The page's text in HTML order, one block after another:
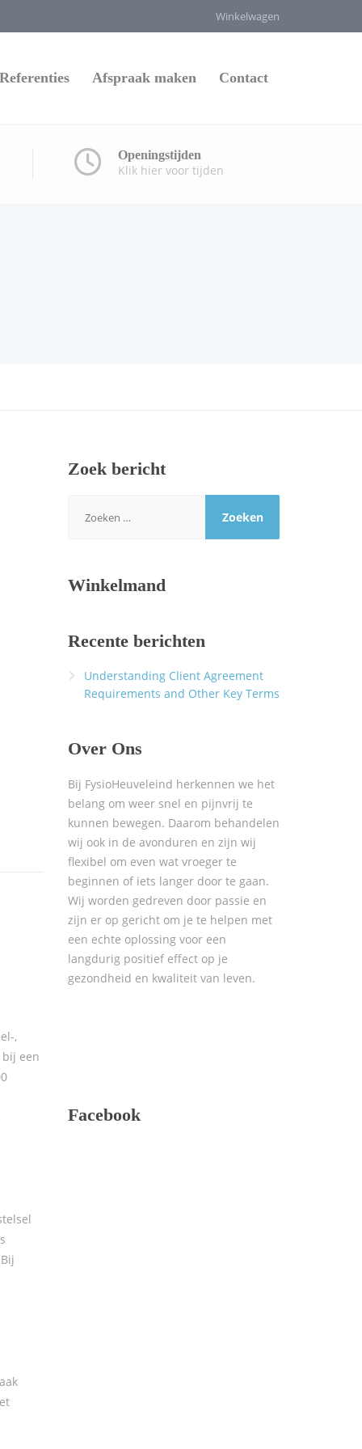
Winkelwagen
Referenties Afspraak maken Contact
Openingstijden
Klik hier voor tijden
,
een
Zoek bericht
naar:
Winkelmand
Recente berichten
Understanding Client Agreement
Requirements and Other Key Terms
Over Ons
Bij FysioHeuveleind herkennen we het
belang om weer snel en pijnvrij te
kunnen bewegen. Daarom behandelen
wij ook in de avonduren en zijn wij
flexibel om even wat vroeger te
beginnen of iets langer door te gaan.
Wij worden gedreven door passie en
zijn er op gericht om je te helpen met
een echte oplossing voor een
langdurig positief effect op je
gezondheid en kwaliteit van leven.
Facebook